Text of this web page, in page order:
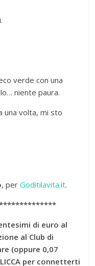
verde con una
niente paura.
una volta, mi sto
, perGoditilavita.it.
di euro al
al Club di
(oppure 0,07
per connetterti